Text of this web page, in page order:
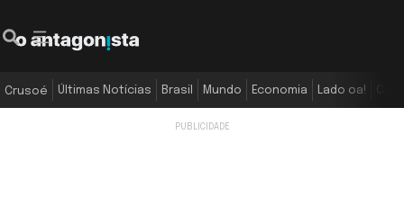
Crusoé Últimas Notícias Brasil Mundo Economia Lado oa!